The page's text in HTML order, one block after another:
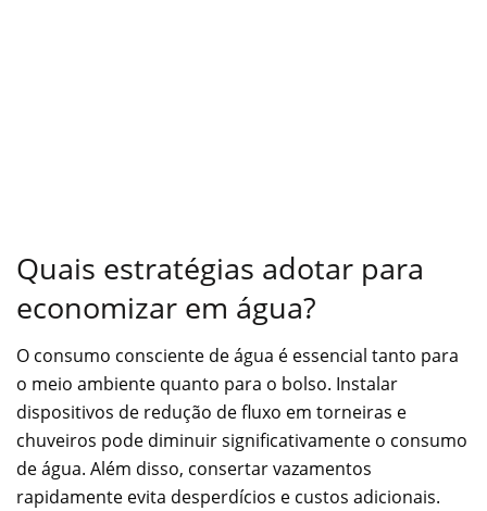
Quais estratégias adotar para
economizar em água?
O consumo consciente de água é essencial tanto para
o meio ambiente quanto para o bolso. Instalar
dispositivos de redução de fluxo em torneiras e
chuveiros pode diminuir significativamente o consumo
de água. Além disso, consertar vazamentos
rapidamente evita desperdícios e custos adicionais.